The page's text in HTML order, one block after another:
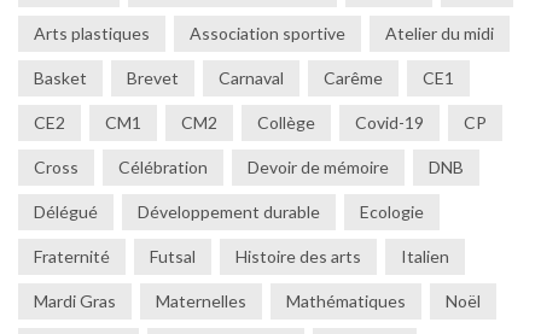
Arts plastiques Association sportive Atelier du midi
Basket Brevet Carnaval Carême CE1
CE2 CM1 CM2 Collège Covid-19 CP
Cross Célébration Devoir de mémoire DNB
Délégué Développement durable Ecologie
Fraternité Futsal Histoire des arts Italien
Mardi Gras Maternelles Mathématiques Noël